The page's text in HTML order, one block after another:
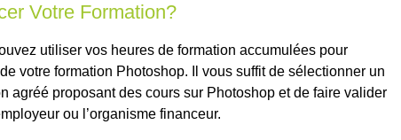
Votre Formation?
utiliser vos heures de formation accumulées pour
votre formation Photoshop. Il vous suffit de sélectionner un
agréé proposant des cours sur Photoshop et de faire valider
ou l’organisme financeur.